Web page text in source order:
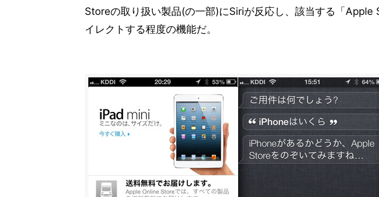
Storeの取り扱い製品(の一部)にSiriが反応し、該当する「
イレクトする程度の機能だ。